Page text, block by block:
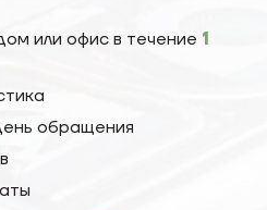
или офис в течение 1
обращения